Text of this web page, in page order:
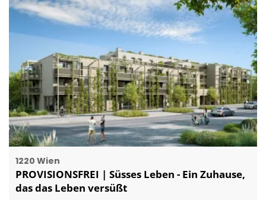
1220 Wien
PROVISIONSFREI | Süsses Leben - Ein Zuhause,
das das Leben versüßt